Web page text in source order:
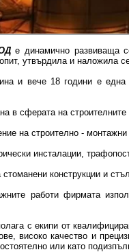
е динамично развиваща
утвърдила и наложила
и вече 18 години е
в сферата на
на строително -
инсталации,
конструкции и
работи фирмата
с екипи от
високо качество и
или като